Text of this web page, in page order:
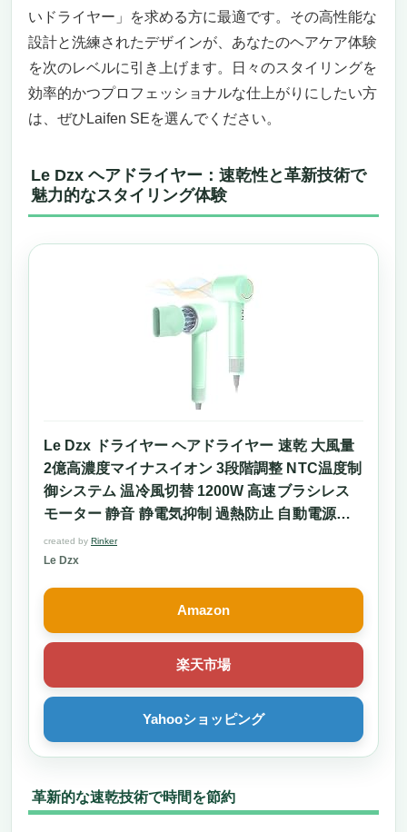
いドライヤー」を求める方に最適です。その高性能な
設計と洗練されたデザインが、あなたのヘアケア体験
を次のレベルに引き上げます。日々のスタイリングを
効率的かつプロフェッショナルな仕上がりにしたい方
は、ぜひLaifen SEを選んでください。
Le Dzx ヘアドライヤー：速乾性と革新技術で
魅力的なスタイリング体験
Le Dzx ドライヤー ヘアドライヤー 速乾 大風量
2億高濃度マイナスイオン 3段階調整 NTC温度制
御システム 温冷風切替 1200W 高速ブラシレス
モーター 静音 静電気抑制 過熱防止 自動電源オ
フ機能 PSE認証済み ノズル付き 小型 軽量 持ち
運び便利 出張 旅行 ヘアサロン 家庭用 日本語取
created by Rinker
Le Dzx
Amazon
楽天市場
Yahooショッピング
革新的な速乾技術で時間を節約